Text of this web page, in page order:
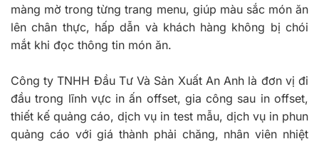
màng mờ trong từng trang menu, giúp màu sắc món ăn
lên chân thực, hấp dẫn và khách hàng không bị chói
mắt khi đọc thông tin món ăn.
Công ty TNHH Đầu Tư Và Sản Xuất An Anh là đơn vị đi
đầu trong lĩnh vực in ấn offset, gia công sau in offset,
thiết kế quảng cáo, dịch vụ in test mẫu, dịch vụ in phun
quảng cáo với giá thành phải chăng, nhân viên nhiệt